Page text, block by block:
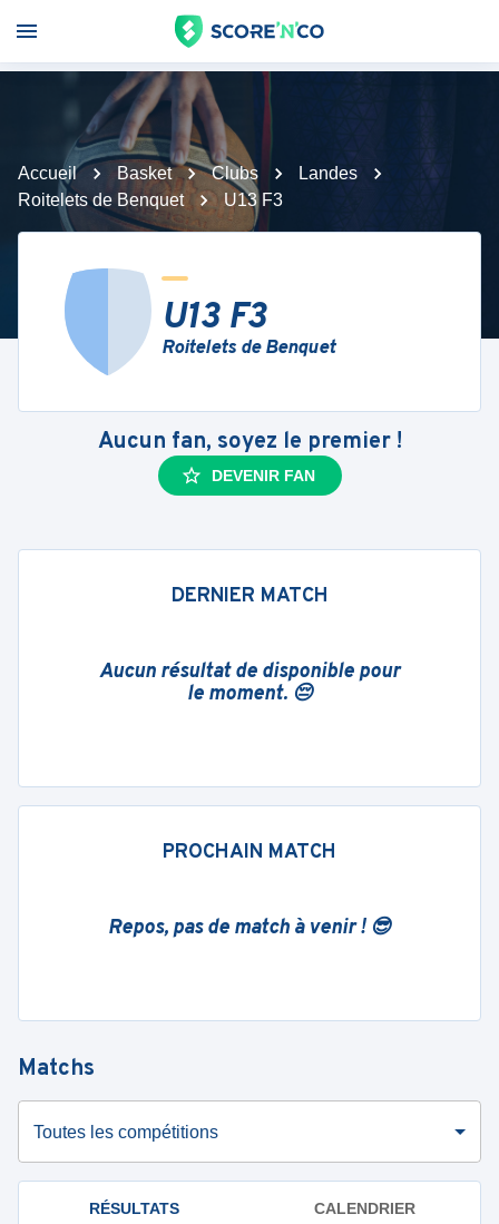
Accueil Basket Clubs
Landes
Roitelets de Benquet
U13 F3
U13 F3
Roitelets de Benquet
Aucun fan, soyez le premier !
DEVENIR FAN
DERNIER MATCH
Aucun résultat de disponible pour
le moment. 😔
PROCHAIN MATCH
Repos, pas de match à venir ! 😎
Matchs
Toutes les compétitions
RÉSULTATS CALENDRIER